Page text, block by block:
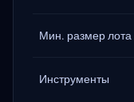
Мин. размер лота
Инструменты